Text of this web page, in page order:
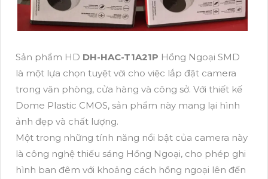
Sản phẩm HD DH-HAC-T1A21P Hồng Ngoại SMD
là một lựa chọn tuyệt vời cho việc lắp đặt camera
trong văn phòng, cửa hàng và công sở. Với thiết kế
Dome Plastic CMOS, sản phẩm này mang lại hình
ảnh đẹp và chất lượng.
Một trong những tính năng nổi bật của camera này
là công nghệ thiếu sáng Hồng Ngoại, cho phép ghi
hình ban đêm với khoảng cách hồng ngoại lên đến